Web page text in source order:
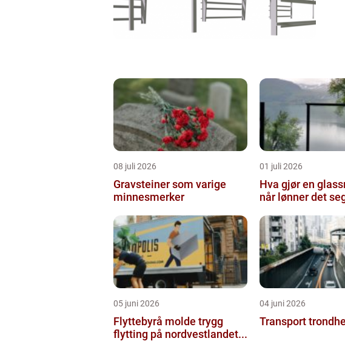
08 juli 2026
Gravsteiner som varige
minnesmerker
01 juli 2026
Hva gjør en
når lønner det
05 juni 2026
Flyttebyrå molde trygg
flytting på nordvestlandet...
04 juni 2026
Transport